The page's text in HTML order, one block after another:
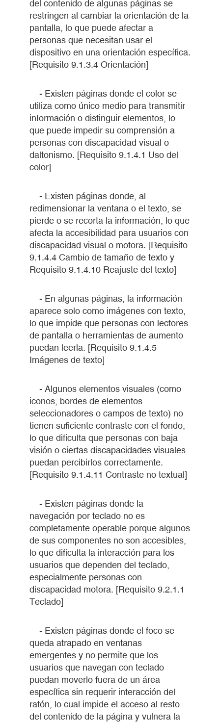
del contenido de algunas páginas se
restringen al cambiar la orientación de la
pantalla, lo que puede afectar a
personas que necesitan usar el
dispositivo en una orientación específica.
[Requisito 9.1.3.4 Orientación]
- Existen páginas donde el color se
utiliza como único medio para transmitir
información o distinguir elementos, lo
que puede impedir su comprensión a
personas con discapacidad visual o
daltonismo. [Requisito 9.1.4.1 Uso del
color]
- Existen páginas donde, al
redimensionar la ventana o el texto, se
pierde o se recorta la información, lo que
afecta la accesibilidad para usuarios con
discapacidad visual o motora. [Requisito
9.1.4.4 Cambio de tamaño de texto y
Requisito 9.1.4.10 Reajuste del texto]
- En algunas páginas, la información
aparece solo como imágenes con texto,
lo que impide que personas con lectores
de pantalla o herramientas de aumento
puedan leerla. [Requisito 9.1.4.5
Imágenes de texto]
- Algunos elementos visuales (como
iconos, bordes de elementos
seleccionadores o campos de texto) no
tienen suficiente contraste con el fondo,
lo que dificulta que personas con baja
visión o ciertas discapacidades visuales
puedan percibirlos correctamente.
[Requisito 9.1.4.11 Contraste no textual]
- Existen páginas donde la
navegación por teclado no es
completamente operable porque algunos
de sus componentes no son accesibles,
lo que dificulta la interacción para los
usuarios que dependen del teclado,
especialmente personas con
discapacidad motora. [Requisito 9.2.1.1
Teclado]
- Existen páginas donde el foco se
queda atrapado en ventanas
emergentes y no permite que los
usuarios que navegan con teclado
puedan moverlo fuera de un área
específica sin requerir interacción del
ratón, lo cual impide el acceso al resto
del contenido de la página y vulnera la